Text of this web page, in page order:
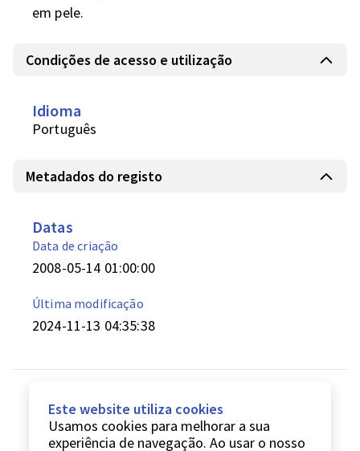
em pele.
Condições de acesso e utilização
Idioma
Português
Metadados do registo
Datas
Data de criação
2008-05-14 01:00:00
Última modificação
2024-11-13 04:35:38
Este website utiliza cookies
Usamos cookies para melhorar a sua
experiência de navegação. Ao usar o nosso